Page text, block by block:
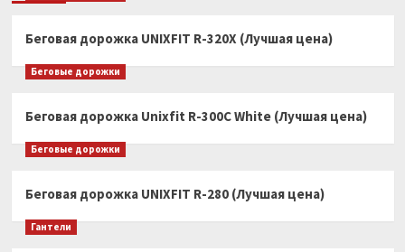
Беговая дорожка UNIXFIT R-320X (Лучшая цена)
Беговые дорожки
Беговая дорожка Unixfit R-300C White (Лучшая цена)
Беговые дорожки
Беговая дорожка UNIXFIT R-280 (Лучшая цена)
Гантели